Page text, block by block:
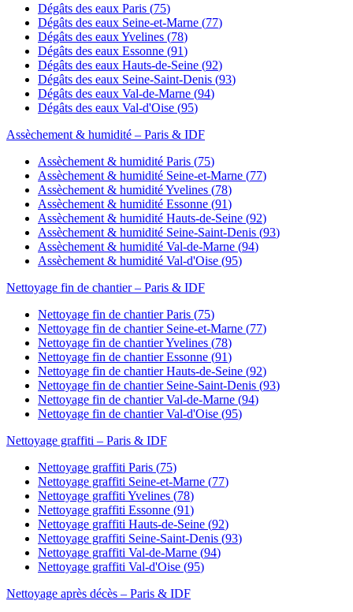
Dégâts des eaux Paris (75)
Dégâts des eaux Seine-et-Marne (77)
Dégâts des eauxYvelines (78)
Dégâts des eaux Essonne (91)
Dégâts des eaux Hauts-de-Seine (92)
Dégâts des eaux Seine-Saint-Denis (93)
Dégâts des eaux Val-de-Marne (94)
Dégâts des eaux Val-d'Oise (95)
Assèchement & humidité – Paris & IDF
Assèchement & humidité Paris (75)
Assèchement & humidité Seine-et-Marne (77)
Assèchement & humiditéYvelines (78)
Assèchement & humidité Essonne (91)
Assèchement & humidité Hauts-de-Seine (92)
Assèchement & humidité Seine-Saint-Denis (93)
Assèchement & humidité Val-de-Marne (94)
Assèchement & humidité Val-d'Oise (95)
Nettoyage fin de chantier– Paris & IDF
Nettoyage fin de chantier Paris (75)
Nettoyage fin de chantier Seine-et-Marne (77)
Nettoyage fin de chantierYvelines (78)
Nettoyage fin de chantier Essonne (91)
Nettoyage fin de chantier Hauts-de-Seine (92)
Nettoyage fin de chantier Seine-Saint-Denis (93)
Nettoyage fin de chantier Val-de-Marne (94)
Nettoyage fin de chantier Val-d'Oise (95)
Nettoyage graffiti – Paris & IDF
Nettoyage graffiti Paris (75)
Nettoyage graffiti Seine-et-Marne (77)
Nettoyage graffiti Yvelines (78)
Nettoyage graffiti Essonne (91)
Nettoyage graffiti Hauts-de-Seine (92)
Nettoyage graffiti Seine-Saint-Denis (93)
Nettoyage graffiti Val-de-Marne (94)
Nettoyage graffiti Val-d'Oise (95)
Nettoyage après décès – Paris & IDF